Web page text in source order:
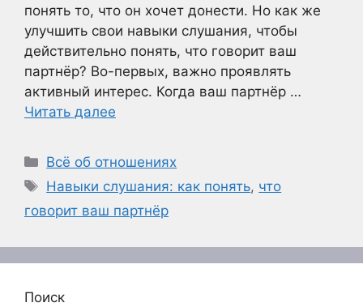
понять то, что он хочет донести. Но как же
улучшить свои навыки слушания, чтобы
действительно понять, что говорит ваш
партнёр? Во-первых, важно проявлять
активный интерес. Когда ваш партнёр …
Читать далее
Рубрики
Всё об отношениях
Метки
Навыки слушания: как понять, что
говорит ваш партнёр
Поиск